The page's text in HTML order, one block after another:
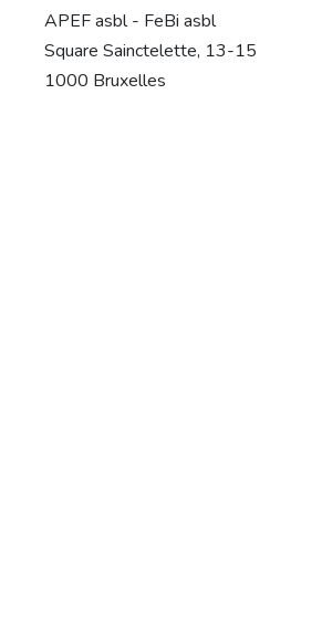
APEF asbl - FeBi asbl
Square Sainctelette, 13-15
1000 Bruxelles